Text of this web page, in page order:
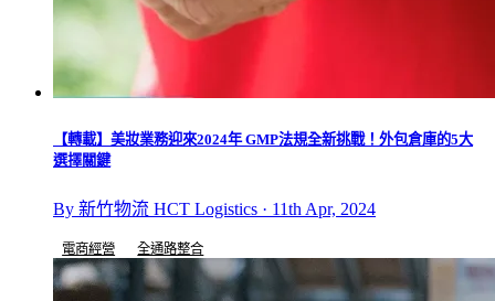
【轉載】美妝業務迎來2024年 GMP法規全新挑戰！外包倉庫的5大
選擇關鍵
By 新竹物流 HCT Logistics · 11th Apr, 2024
電商經營 全通路整合